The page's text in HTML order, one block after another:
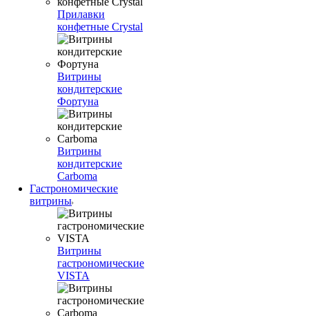
Прилавки
конфетные Crystal
Витрины
кондитерские
Фортуна
Витрины
кондитерские
Carboma
Гастрономические
витрины
Витрины
гастрономические
VISTA